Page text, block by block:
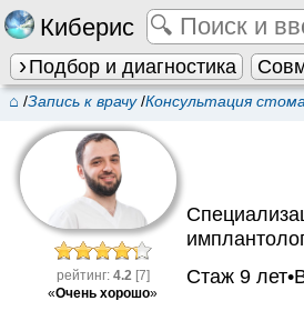
Киберис
Подбор и диагностика
⌂ /Запись к врачу/Консультация
рейтинг: 4.2 [7]
«Очень хорошо»
Стаж 9 лет•